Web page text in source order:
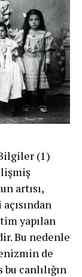
(1)
artısı,
yapılan
Bu nedenle
de
canlılığın